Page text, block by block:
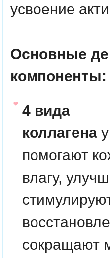
усвоение
Основные
компоненты:
4 вида
коллагена
помогают
влагу,
сокращают